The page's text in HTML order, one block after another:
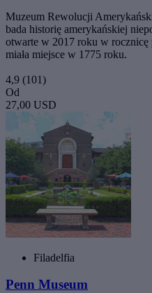
Muzeum Rewolucji
bada historię amerykańskiej
otwarte w 2017 roku w
miała miejsce w 1775 roku.
4,9 (101)
Od
27,00 USD
Filadelfia
Penn Museum